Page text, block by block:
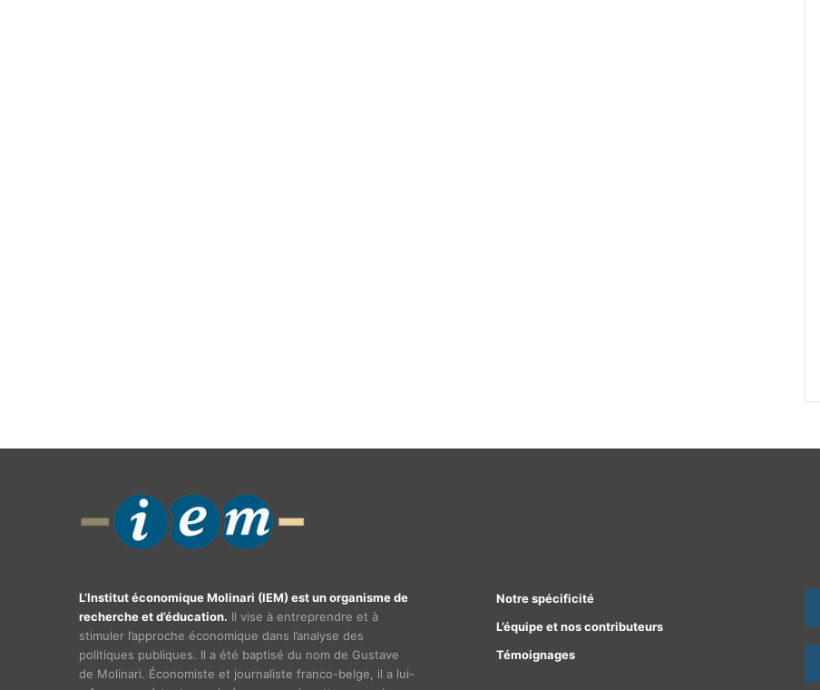
L’Institut économique Molinari (IEM) est un organisme de
recherche et d’éducation. Il vise à entreprendre et à
stimuler l’approche économique dans l’analyse des
politiques publiques. Il a été baptisé du nom de Gustave
de Molinari. Économiste et journaliste franco-belge, il a lui-
Notre spécificité
L’équipe et nos contributeurs
Témoignages